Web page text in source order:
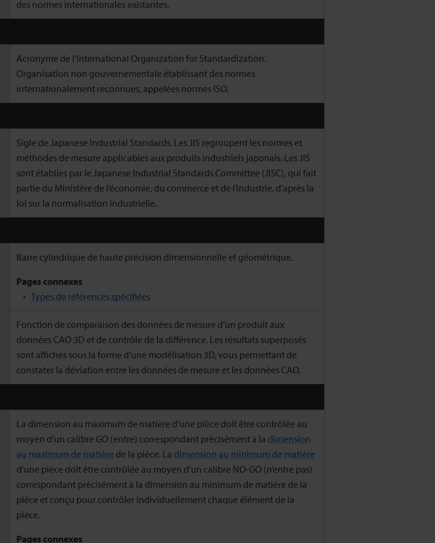
des normes internationales existantes.
Acronyme de l’International Organization for Standardization.
Organisation non gouvernementale établissant des normes
internationalement reconnues, appelées normes ISO.
Sigle de Japanese Industrial Standards. Les JIS regroupent les normes et
méthodes de mesure applicables aux produits industriels japonais. Les JIS
sont établies par le Japanese Industrial Standards Committee (JISC), qui fait
partie du Ministère de l’économie, du commerce et de l’industrie, d’après la
loi sur la normalisation industrielle.
Barre cylindrique de haute précision dimensionnelle et géométrique.
Pages connexes
Types de références spécifiées
Fonction de comparaison des données de mesure d’un produit aux
données CAO 3D et de contrôle de la différence. Les résultats superposés
sont affichés sous la forme d’une modélisation 3D, vous permettant de
constater la déviation entre les données de mesure et les données CAO.
La dimension au maximum de matière d’une pièce doit être contrôlée au
moyen d’un calibre GO (entre) correspondant précisément à la dimension
au maximum de matière de la pièce. La dimension au minimum de matière
d’une pièce doit être contrôlée au moyen d’un calibre NO-GO (n’entre pas)
correspondant précisément à la dimension au minimum de matière de la
pièce et conçu pour contrôler individuellement chaque élément de la
pièce.
Pages connexes